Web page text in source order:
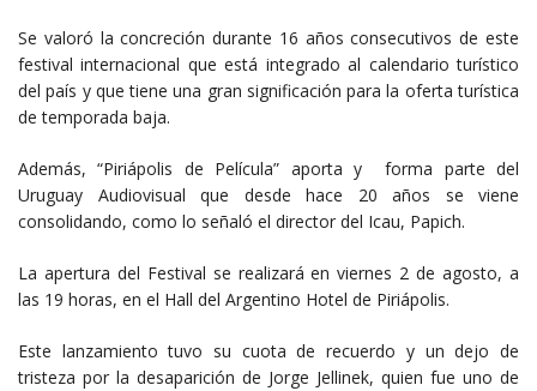
Se valoró la concreción durante 16 años consecutivos de este
festival internacional que está integrado al calendario turístico
del país y que tiene una gran significación para la oferta turística
de temporada baja.
Además, “Piriápolis de Película” aporta y forma parte del
Uruguay Audiovisual que desde hace 20 años se viene
consolidando, como lo señaló el director del Icau, Papich.
La apertura del Festival se realizará en viernes 2 de agosto, a
las 19 horas, en el Hall del Argentino Hotel de Piriápolis.
Este lanzamiento tuvo su cuota de recuerdo y un dejo de
tristeza por la desaparición de Jorge Jellinek, quien fue uno de